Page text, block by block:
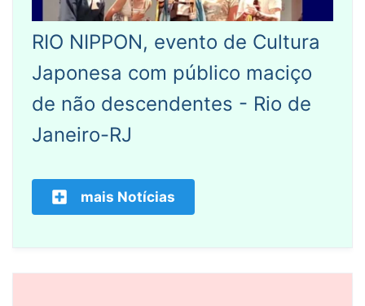
RIO NIPPON, evento de Cultura
Japonesa com público maciço
de não descendentes - Rio de
Janeiro-RJ
mais Notícias